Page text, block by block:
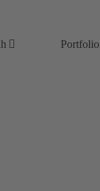
Portfolio